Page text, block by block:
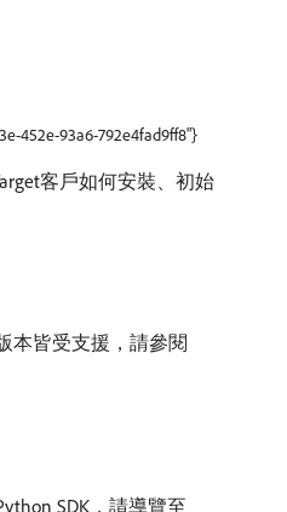
452e-93a6-792e4fad9ff8"}
客戶如何安裝、初始
本皆受支援，請參閱
SDK，請導覽至